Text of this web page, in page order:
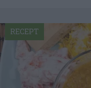
RECEPT